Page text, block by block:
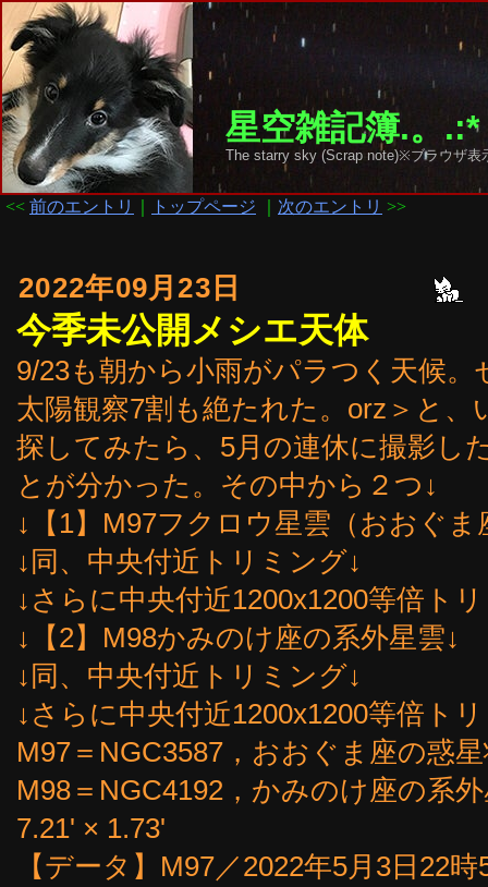
星空雑記簿.。
The starry sky (Scrap note)※ブラウザ
<< 前のエントリ トップページ 次のエントリ >>
2022年09月23日
今季未公開メシエ天体
9/23も朝から小雨がパラつく天候
太陽観察7割も絶たれた。orz＞と
探してみたら、5月の連休に撮影し
とが分かった。その中から２つ↓
↓【1】M97フクロウ星雲（おおぐま
↓同、中央付近トリミング↓
↓さらに中央付近1200x1200等倍ト
↓【2】M98かみのけ座の系外星雲↓
↓同、中央付近トリミング↓
↓さらに中央付近1200x1200等倍ト
M97＝NGC3587，おおぐま座の惑
M98＝NGC4192，かみのけ座の系
7.21' × 1.73'
【データ】M97／2022年5月3日22